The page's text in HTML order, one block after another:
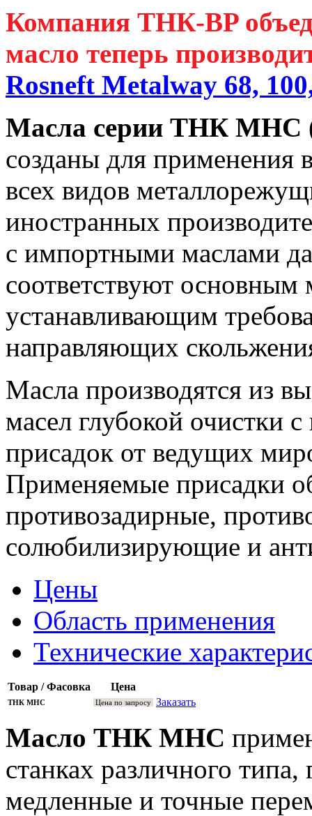
Компания ТНК-BP
масло теперь
Rosneft Metalway 68,
Масла серии ТНК МНС
созданы для применения
всех видов
иностранных
с импортными маслами
соответствуют
устанавливающим
направляющих
Масла производятся из
масел глубокой очистки
присадок от ведущих
Применяемые присадки
противозадирные,
солюбилизирующие и
Цены
Область применения
Технические
Товар / Фасовка Цена
ТНК МНС Цена по запросу Заказать
Масло ТНК МНС
станках различного
медленные и точные